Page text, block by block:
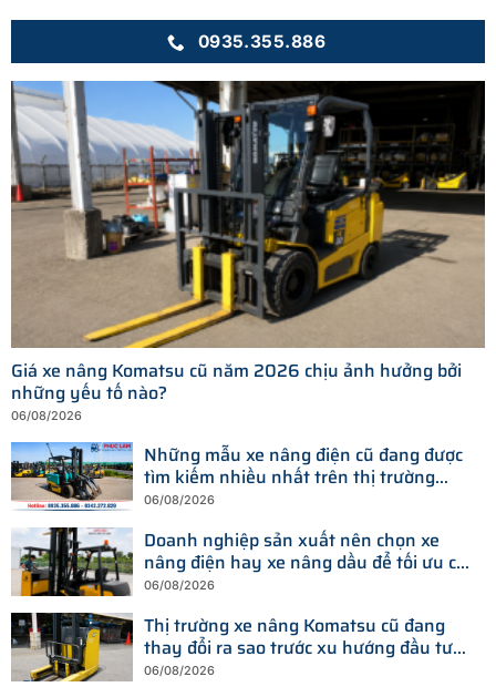
0935.355.886
Giá xe nâng Komatsu cũ năm 2026 chịu ảnh hưởng bởi
những yếu tố nào?
06/08/2026
Những mẫu xe nâng điện cũ đang được
tìm kiếm nhiều nhất trên thị trường
hiện nay
06/08/2026
Doanh nghiệp sản xuất nên chọn xe
nâng điện hay xe nâng dầu để tối ưu chi
phí?
06/08/2026
Thị trường xe nâng Komatsu cũ đang
thay đổi ra sao trước xu hướng đầu tư
thiết bị mới?
06/08/2026